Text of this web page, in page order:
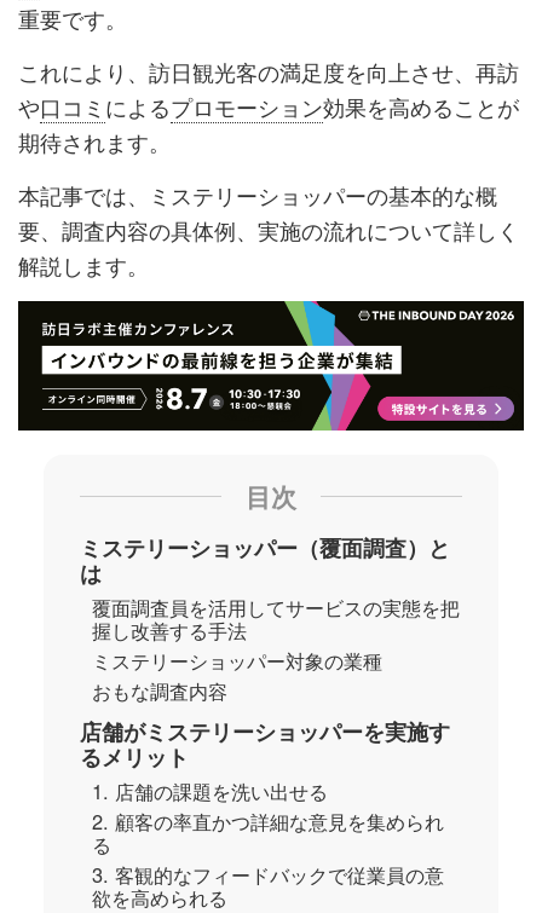
重要です。
これにより、訪日観光客の満足度を向上させ、再訪
や口コミ によるプロモーション効果を高めることが
期待されます。
本記事では、ミステリーショッパーの基本的な概
要、調査内容の具体例、実施の流れについて詳しく
解説します。
目次
ミステリーショッパー（覆面調査）と
は
覆面調査員を活用してサービスの実態を把
握し改善する手法
ミステリーショッパー対象の業種
おもな調査内容
店舗がミステリーショッパーを実施す
るメリット
1. 店舗の課題を洗い出せる
2. 顧客の率直かつ詳細な意見を集められ
る
3. 客観的なフィードバックで従業員の意
欲を高められる